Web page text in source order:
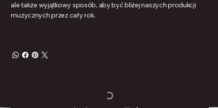
ale także wyjątkowy sposób, aby być bliżej naszych produkcji
muzycznych przez cały rok.